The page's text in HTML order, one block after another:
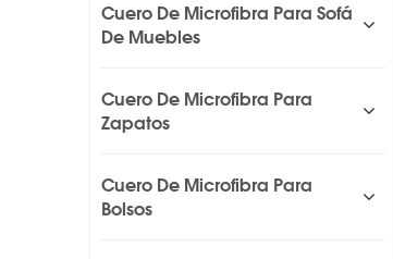
Cuero De Microfibra Para Sofá
De Muebles
Cuero De Microfibra Para
Zapatos
Cuero De Microfibra Para
Bolsos